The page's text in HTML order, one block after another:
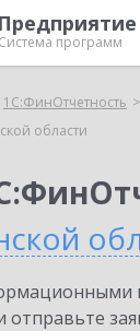
Система программ
1С:ФинОтчетность
области